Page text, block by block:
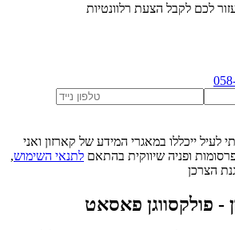
לכם לקבל הצעת רלוונטיות
ייכללו במאגרי המידע של קארזון ואני
ופניה שיווקית בהתאם לתנאי השימוש,
הצרכן
- פולקסווגן פאסאט